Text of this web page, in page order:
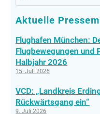
Aktuelle
Flughafen München:
Flugbewegungen und
Halbjahr 2026
15. Juli 2026
VCD: „Landkreis
Rückwärtsgang ein“
9. Juli 2026